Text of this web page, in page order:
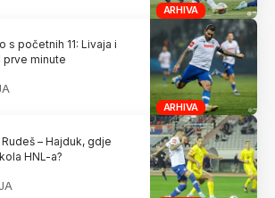
ARHIVA
ARHIVA
s početnih 11: Livaja i
minute
– Hajduk, gdje
HNL-a?